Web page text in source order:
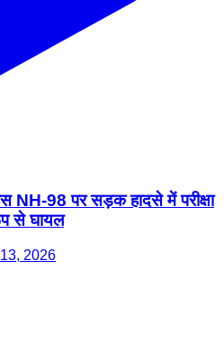
NH-98 पर सड़क हादसे में परीक्षा
से घायल
2026